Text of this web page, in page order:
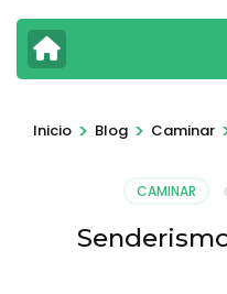
Inicio > Blog > Caminar
CAMINAR